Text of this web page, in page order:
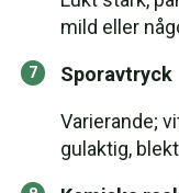
mild eller
Sporavtryck
Varierande;
gulaktig,